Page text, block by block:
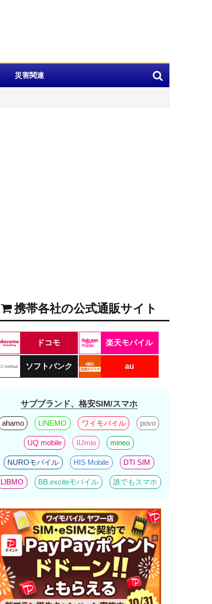
災害関連
携帯各社の公式通販サイト
ドコモ 楽天モバイル
ソフトバンク au
サブブランド、格安SIM/スマホ
ahamo LINEMO ワイモバイル povo
UQ mobile IIJmio mineo
NUROモバイル HIS Mobile DTI SIM
LIBMO BB.exciteモバイル 誰でもスマホ